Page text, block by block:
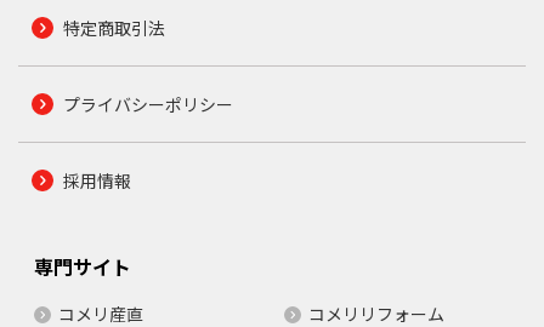
特定商取引法
プライバシーポリシー
採用情報
専門サイト
コメリ産直
コメリリフォーム